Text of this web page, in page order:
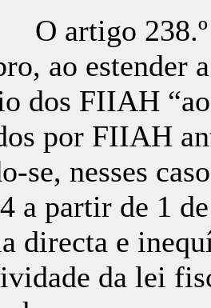
O artigo
ao estender
dos FIIAH
por FIIAH
se, nesses
a partir de 1
directa e
da lei